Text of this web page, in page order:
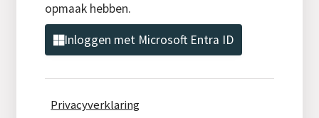
opmaak hebben.
Inloggen met Microsoft Entra ID
Privacyverklaring